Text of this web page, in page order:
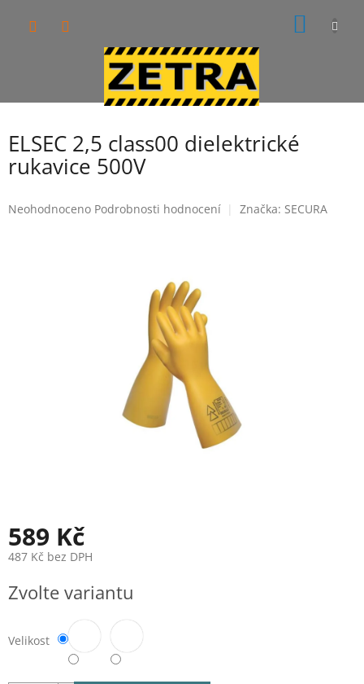
ELSEC 2,5 class00 dielektrické
rukavice 500V
Průměrné
Neohodnoceno Podrobnosti hodnocení Značka: SECURA
589 Kč
487 Kč bez DPH
cena:
Zvolte variantu
Velikost